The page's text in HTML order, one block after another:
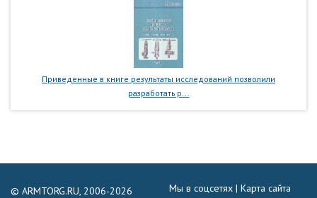
Приведенные в книге результаты исследований позволили
разработать р...
© ARMTORG.RU, 2006-2026 Мы в соцсетях | Карта сайта